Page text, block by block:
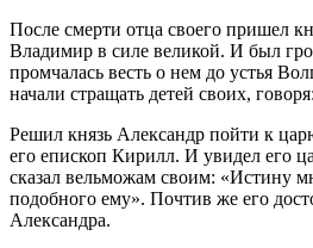
После смерти отца своего пришел
Владимир в силе великой. И был
промчалась весть о нем до устья
начали стращать детей своих,
Решил князь Александр пойти к
его епископ Кирилл. И увидел его
сказал вельможам своим: «Истину
подобного ему». Почтив же его
Александра.